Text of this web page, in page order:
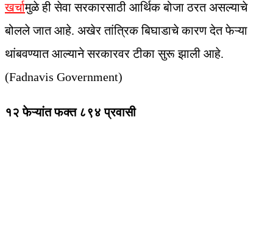
खर्चामुळे ही सेवा सरकारसाठी आर्थिक बोजा ठरत असल्याचे
बोलले जात आहे. अखेर तांत्रिक बिघाडाचे कारण देत फेऱ्या
थांबवण्यात आल्याने सरकारवर टीका सुरू झाली आहे.
(Fadnavis Government)
१२ फेऱ्यांत फक्त ८९४ प्रवासी